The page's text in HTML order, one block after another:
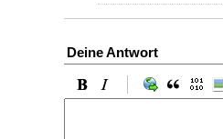
Deine Antwort